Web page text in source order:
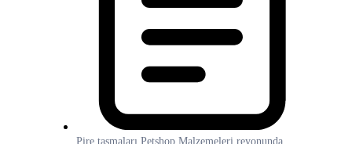
Pire tasmaları Petshop Malzemeleri reyonunda